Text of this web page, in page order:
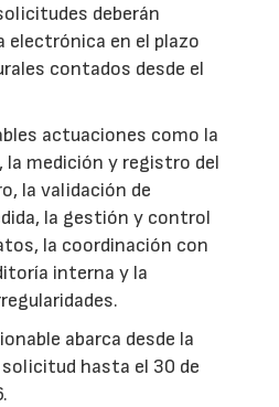
deberán
electrónica en el plazo
contados desde el
actuaciones como la
medición y registro del
la validación de
la gestión y control
la coordinación con
interna y la
abarca desde la
hasta el 30 de